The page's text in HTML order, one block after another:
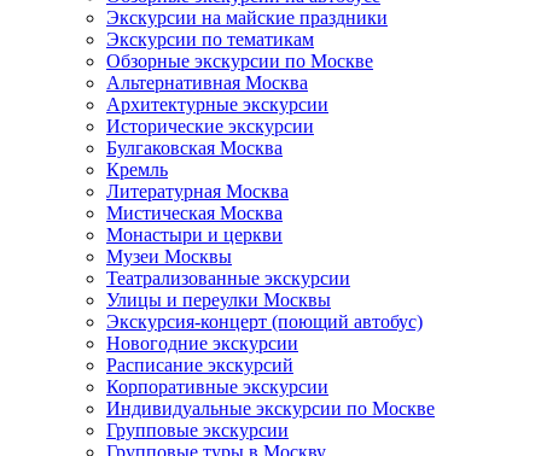
Экскурсии на майские праздники
Экскурсии по тематикам
Обзорные экскурсии по Москве
Альтернативная Москва
Архитектурные экскурсии
Исторические экскурсии
Булгаковская Москва
Кремль
Литературная Москва
Мистическая Москва
Монастыри и церкви
Музеи Москвы
Театрализованные экскурсии
Улицы и переулки Москвы
Экскурсия-концерт (поющий автобус)
Новогодние экскурсии
Расписание экскурсий
Корпоративные экскурсии
Индивидуальные экскурсии по Москве
Групповые экскурсии
Групповые туры в Москву